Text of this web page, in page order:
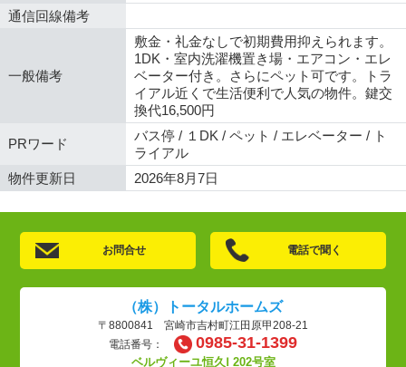
通信回線備考
一般備考
敷金・礼金なしで初期費用抑えられます。
1DK・室内洗濯機置き場・エアコン・エレ
ベーター付き。さらにペット可です。トラ
イアル近くで生活便利で人気の物件。鍵交
換代16,500円
PRワード
バス停 / １DK / ペット / エレベーター / ト
ライアル
物件更新日
2026年8月7日
お問合せ 電話で聞く
（株）トータルホームズ
〒8800841 宮崎市吉村町江田原甲208-21
電話番号：
0985-31-1399
ベルヴィーユ恒久Ⅰ 202号室